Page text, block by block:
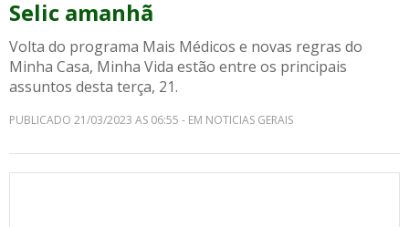
Selic amanhã
Volta do programa Mais Médicos e novas regras do
Minha Casa, Minha Vida estão entre os principais
assuntos desta terça, 21.
PUBLICADO 21/03/2023 AS 06:55 - EM NOTICIAS GERAIS